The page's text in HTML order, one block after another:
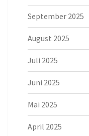
September 2025
August 2025
Juli 2025
Juni 2025
Mai 2025
April 2025